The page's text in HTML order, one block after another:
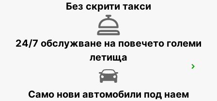
ESPOO - FINLAND
ESPOO VOLKSWAGEN CENTER
Без скрити такси
24/7 обслужване на повечето големи
летища
Само нови автомобили под наем